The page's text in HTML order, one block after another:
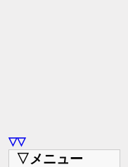
▽▽
▽メニュー